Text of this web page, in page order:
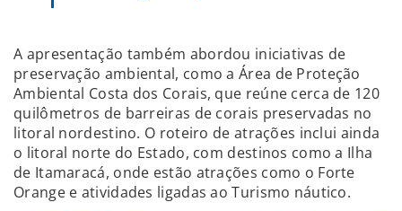
A apresentação também abordou iniciativas de
preservação ambiental, como a Área de Proteção
Ambiental Costa dos Corais, que reúne cerca de 120
quilômetros de barreiras de corais preservadas no
litoral nordestino. O roteiro de atrações inclui ainda
o litoral norte do Estado, com destinos como a Ilha
de Itamaracá, onde estão atrações como o Forte
Orange e atividades ligadas ao Turismo náutico.